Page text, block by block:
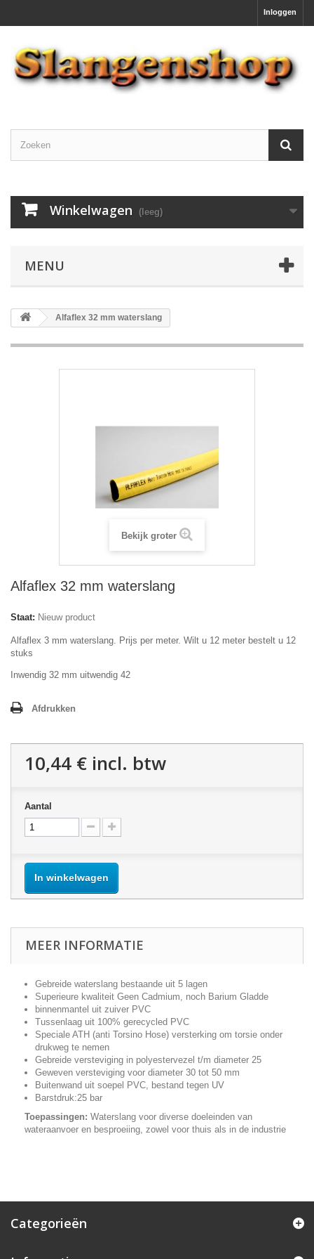
Inloggen
Winkelwagen (leeg)
MENU
Alfaflex 32 mm waterslang
Bekijk groter
Alfaflex 32 mm waterslang
Staat: Nieuw product
Alfaflex 3 mm waterslang. Prijs per meter. Wilt u 12 meter bestelt u 12
stuks
Inwendig 32 mm uitwendig 42
Afdrukken
10,44 € incl. btw
Aantal
In winkelwagen
MEER INFORMATIE
Gebreide waterslang bestaande uit 5 lagen
Superieure kwaliteit Geen Cadmium, noch Barium Gladde
binnenmantel uit zuiver PVC
Tussenlaag uit 100% gerecycled PVC
Speciale ATH (anti Torsino Hose) versterking om torsie onder
drukweg te nemen
Gebreide versteviging in polyestervezel t/m diameter 25
Geweven versteviging voor diameter 30 tot 50 mm
Buitenwand uit soepel PVC, bestand tegen UV
Barstdruk:25 bar
Toepassingen: Waterslang voor diverse doeleinden van
wateraanvoer en besproeiing, zowel voor thuis als in de industrie
Categorieën